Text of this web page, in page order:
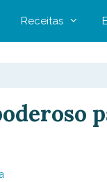
Receitas